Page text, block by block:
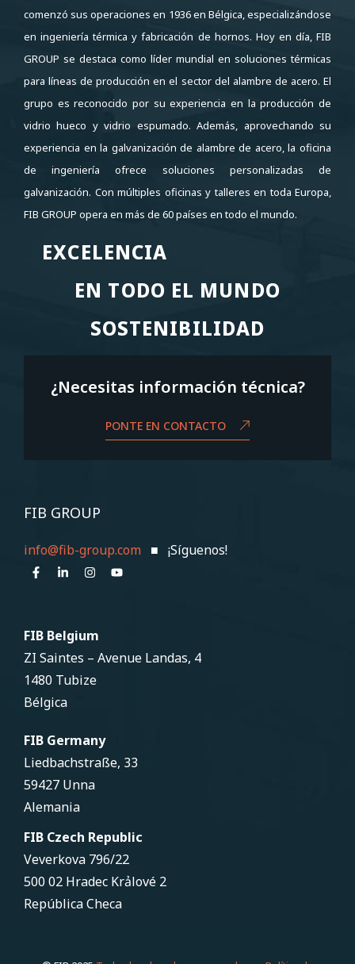
comenzó sus operaciones en 1936 en Bélgica, especializándose
en ingeniería térmica y fabricación de hornos. Hoy en día, FIB
GROUP se destaca como líder mundial en soluciones térmicas
para líneas de producción en el sector del alambre de acero. El
grupo es reconocido por su experiencia en la producción de
vidrio hueco y vidrio espumado. Además, aprovechando su
experiencia en la galvanización de alambre de acero, la oficina
de ingeniería ofrece soluciones personalizadas de
galvanización. Con múltiples oficinas y talleres en toda Europa,
FIB GROUP opera en más de 60 países en todo el mundo.
EXCELENCIA
EXCELENCIA
EN TODO EL MUNDO
EN TODO EL MUNDO
SOSTENIBILIDAD
SOSTENIBILIDAD
¿Necesitas información técnica?
PONTE EN CONTACTO
FIB GROUP
info@fib-group.com ■ ¡Síguenos!
FIB Belgium
ZI Saintes – Avenue Landas, 4
1480 Tubize
Bélgica
FIB Germany
Liedbachstraße, 33
59427 Unna
Alemania
FIB Czech Republic
Veverkova 796/22
500 02 Hradec Krảlové 2
República Checa